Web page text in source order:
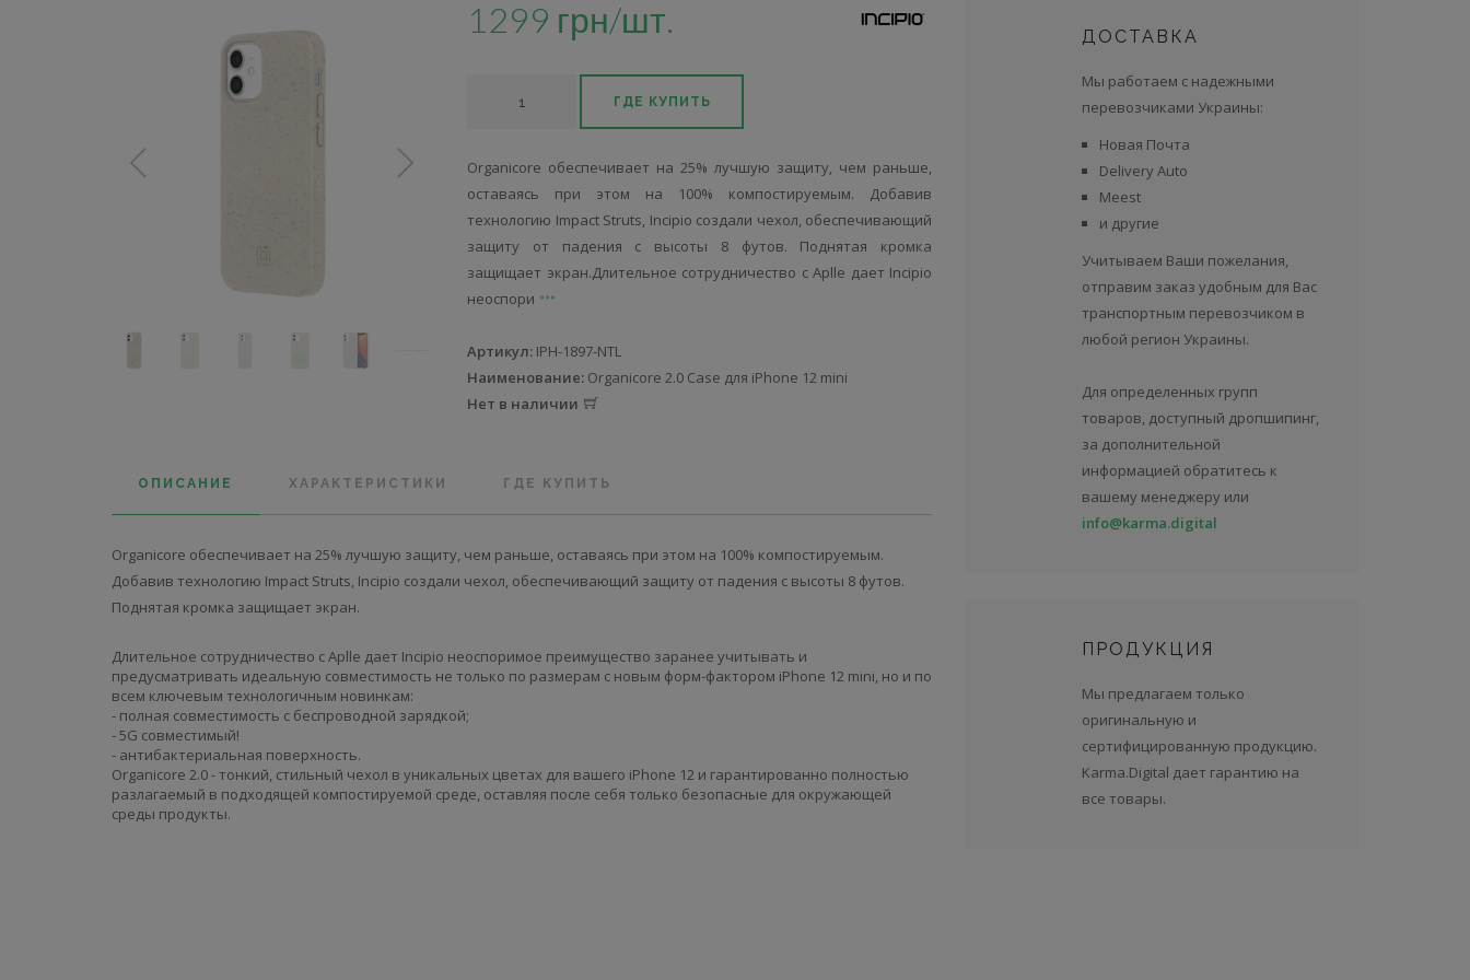
1299 грн/шт.
ГДЕ КУПИТЬ
Organicore обеспечивает на 25% лучшую защиту, чем раньше,
оставаясь при этом на 100% компостируемым. Добавив
технологию Impact Struts, Incipio создали чехол, обеспечивающий
защиту от падения с высоты 8 футов. Поднятая кромка
защищает экран.Длительное сотрудничество с Aplle дает Incipio
неоспори
Артикул: IPH-1897-NTL
Наименование: Organicore 2.0 Case для iPhone 12 mini
Нет в наличии
ОПИСАНИЕ ХАРАКТЕРИСТИКИ ГДЕ КУПИТЬ
Organicore обеспечивает на 25% лучшую защиту, чем раньше, оставаясь при этом на 100% компостируемым.
Добавив технологию Impact Struts, Incipio создали чехол, обеспечивающий защиту от падения с высоты 8 футов.
Поднятая кромка защищает экран.
Длительное сотрудничество с Aplle дает Incipio неоспоримое преимущество заранее учитывать и
предусматривать идеальную совместимость не только по размерам с новым форм-фактором iPhone 12 mini, но и по
всем ключевым технологичным новинкам:
- полная совместимость с беспроводной зарядкой;
- 5G совместимый!
- антибактериальная поверхность.
Organicore 2.0 - тонкий, стильный чехол в уникальных цветах для вашего iPhone 12 и гарантированно полностью
разлагаемый в подходящей компостируемой среде, оставляя после себя только безопасные для окружающей
среды продукты.
ДОСТАВКА
Мы работаем с надежными
перевозчиками Украины:
Новая Почта
Delivery Auto
Meest
и другие
Учитываем Ваши пожелания,
отправим заказ удобным для Вас
транспортным перевозчиком в
любой регион Украины.
Для определенных групп
товаров, доступный дропшипинг,
за дополнительной
информацией обратитесь к
вашему менеджеру или
info@karma.digital
ПРОДУКЦИЯ
Мы предлагаем только
оригинальную и
сертифицированную продукцию.
Karma.Digital дает гарантию на
все товары.